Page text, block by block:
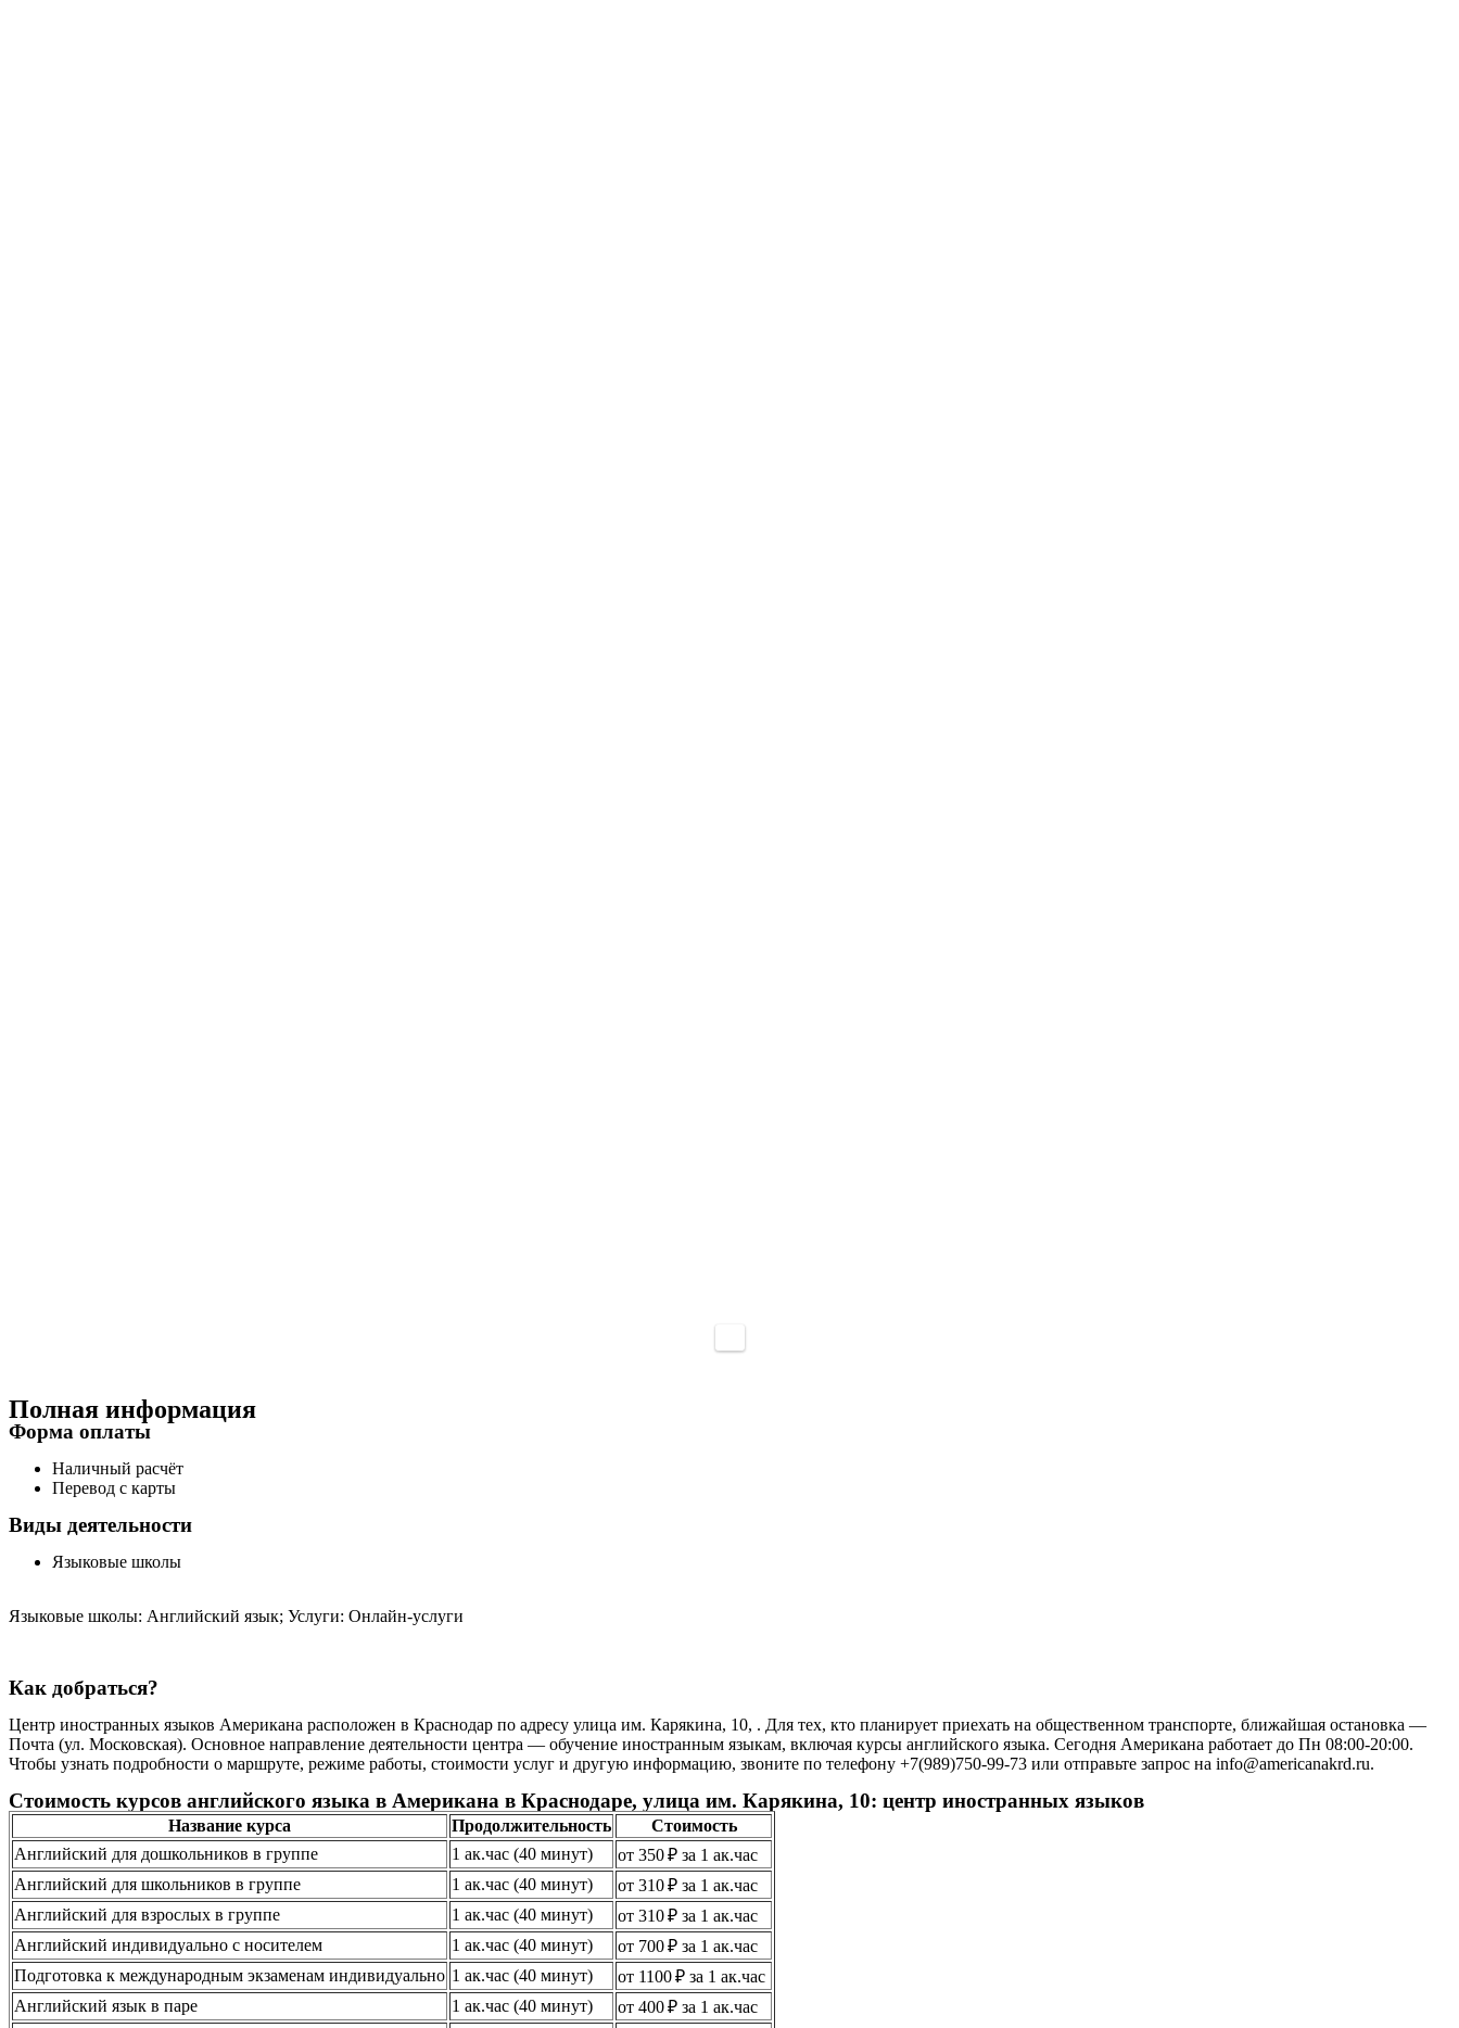
Полная информация
Форма оплаты
Наличный расчёт
Перевод с карты
Виды деятельности
Языковые школы
Языковые школы: Английский язык; Услуги: Онлайн-услуги
Как добраться?
Центр иностранных языков Американа расположен в Краснодар по адресу улица им. Карякина, 10, . Для тех, кто планирует приехать на общественном транспорте, ближайшая остановка —
Почта (ул. Московская). Основное направление деятельности центра — обучение иностранным языкам, включая курсы английского языка. Сегодня Американа работает до Пн 08:00-20:00.
Чтобы узнать подробности о маршруте, режиме работы, стоимости услуг и другую информацию, звоните по телефону +7(989)750-99-73 или отправьте запрос на info@americanakrd.ru.
Стоимость курсов английского языка в Американа в Краснодаре, улица им. Карякина, 10: центр иностранных языков
Название курса Продолжительность
Стоимость
Английский для дошкольников в группе
1 ак.час (40 минут)
от 350 ₽ за 1 ак.час
Английский для школьников в группе
1 ак.час (40 минут)
от 310 ₽ за 1 ак.час
Английский для взрослых в группе
1 ак.час (40 минут)
от 310 ₽ за 1 ак.час
Английский индивидуально с носителем
1 ак.час (40 минут)
от 700 ₽ за 1 ак.час
Подготовка к международным экзаменам индивидуально 1 ак.час (40 минут)
от 1100 ₽ за 1 ак.час
Английский язык в паре
1 ак.час (40 минут)
от 400 ₽ за 1 ак.час